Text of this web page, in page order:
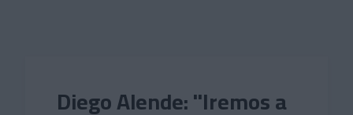
Diego Alende: "Iremos a